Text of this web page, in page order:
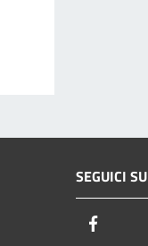
SEGUICI SU